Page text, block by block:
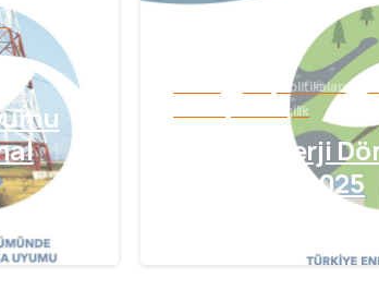
Enerji Politikaları
Teknoloji & Yenilikçilik
Türkiye Enerji
Görünümü 2025